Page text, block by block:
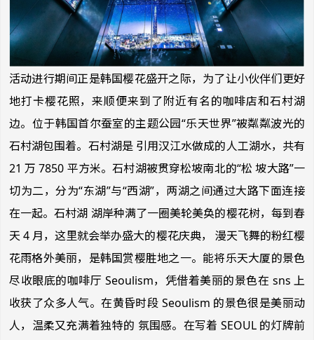
活动进行期间正是韩国樱花盛开之际，为了让小伙伴们更好
地打卡樱花照，来顺便来到了附近有名的咖啡店和石村湖
边。位于韩国首尔蚕室的主题公园“乐天世界”被粼粼波光的
石村湖包围着。石村湖是 引用汉江水做成的人工湖水，共有
21 万 7850 平方米。石村湖被贯穿松坡南北的“松 坡大路”一
切为二，分为“东湖”与“西湖”，两湖之间通过大路下面连接
在一起。石村湖 湖岸种满了一圈美轮美奂的樱花树，每到春
天 4 月，这里就会举办盛大的樱花庆典， 漫天飞舞的粉红樱
花雨格外美丽，是韩国赏樱胜地之一。能将乐天大厦的景色
尽收眼底的咖啡厅 Seoulism，凭借着美丽的景色在 sns 上
收获了众多人气。在黄昏时段 Seoulism 的景色很是美丽动
人，温柔又充满着独特的 氛围感。在写着 SEOUL 的灯牌前